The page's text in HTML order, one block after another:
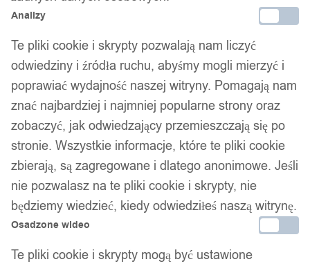
Analizy
Te pliki cookie i skrypty pozwalają nam liczyć
odwiedziny i źródła ruchu, abyśmy mogli mierzyć i
poprawiać wydajność naszej witryny. Pomagają nam
znać najbardziej i najmniej popularne strony oraz
zobaczyć, jak odwiedzający przemieszczają się po
stronie. Wszystkie informacje, które te pliki cookie
zbierają, są zagregowane i dlatego anonimowe. Jeśli
nie pozwalasz na te pliki cookie i skrypty, nie
będziemy wiedzieć, kiedy odwiedziłeś naszą witrynę.
Osadzone wideo
Te pliki cookie i skrypty mogą być ustawione